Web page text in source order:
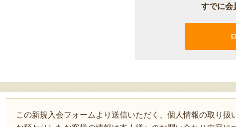
すでに会
この新規入会フォームより送信いただく、個人情報の取り扱